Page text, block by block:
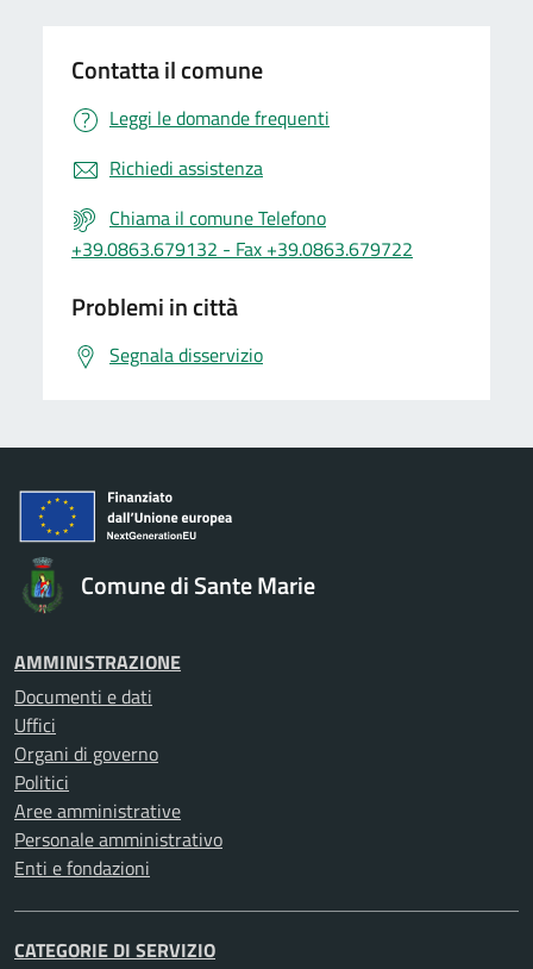
Contatta il comune
Leggi le domande frequenti
Richiedi assistenza
Chiama il comune Telefono
+39.0863.679132 - Fax +39.0863.679722
Problemi in città
Segnala disservizio
Comune di Sante Marie
AMMINISTRAZIONE
Documenti e dati
Uffici
Organi di governo
Politici
Aree amministrative
Personale amministrativo
Enti e fondazioni
CATEGORIE DI SERVIZIO